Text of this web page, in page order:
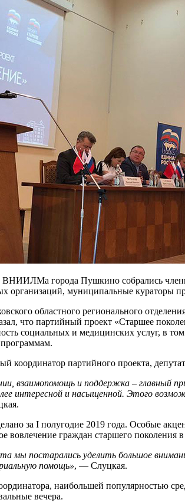
ВНИИЛМа города Пушкино собрались
организаций, муниципальные кураторы
областного регионального
что партийный проект «Старшее
социальных и медицинских услуг, в
координатор партийного проекта,
взаимопомощь и поддержка – главный
интересной и насыщенной. Этого
за I полугодие 2019 года. Особые
вовлечение граждан старшего
мы постарались уделить большое
помощь», — Слуцкая.
наибольшей популярностью
вечера.